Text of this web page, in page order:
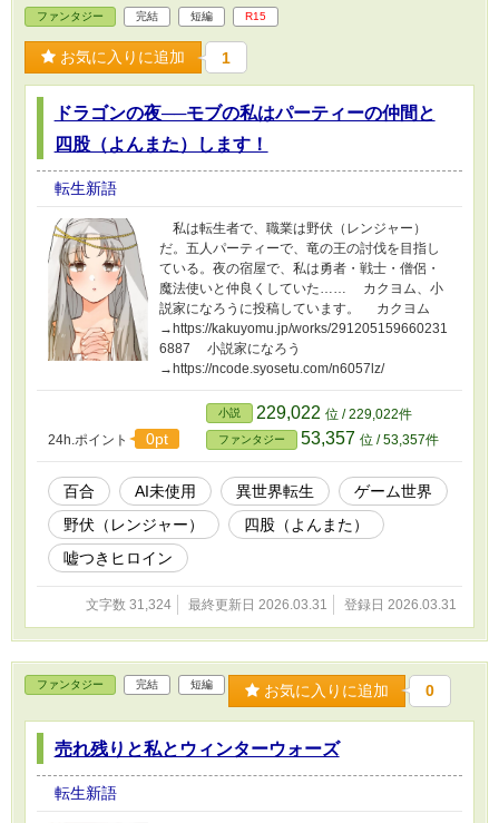
ファンタジー 完結 短編 R15
お気に入りに追加 1
ドラゴンの夜──モブの私はパーティーの仲間と
四股（よんまた）します！
転生新語
私は転生者で、職業は野伏（レンジャー）
だ。五人パーティーで、竜の王の討伐を目指し
ている。夜の宿屋で、私は勇者・戦士・僧侶・
魔法使いと仲良くしていた…… カクヨム、小
説家になろうに投稿しています。 カクヨム
→https://kakuyomu.jp/works/291205159660231
6887 小説家になろう
→https://ncode.syosetu.com/n6057lz/
24h.ポイント 0pt
小説 229,022 位 / 229,022件
ファンタジー 53,357 位 / 53,357件
百合 AI未使用 異世界転生
ゲーム世界
野伏（レンジャー）
四股（よんまた）
嘘つきヒロイン
文字数 31,324 最終更新日 2026.03.31 登録日 2026.03.31
ファンタジー 完結 短編 お気に入りに追加 0
売れ残りと私とウィンターウォーズ
転生新語